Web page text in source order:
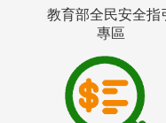
教育部全民安全指
專區